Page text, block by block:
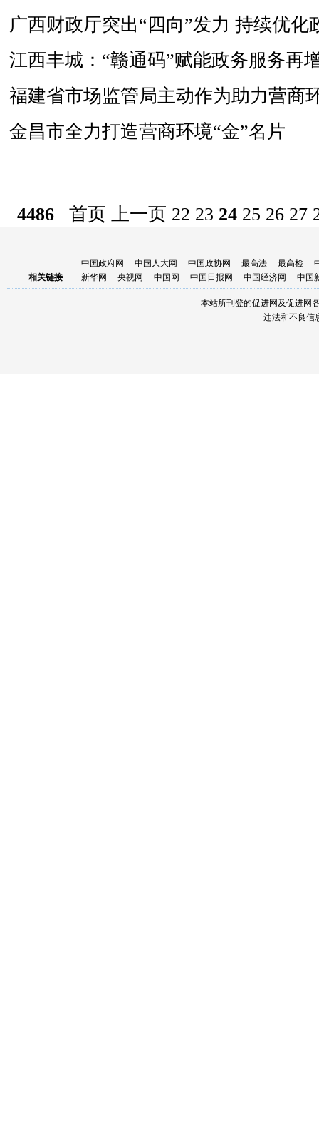
广西财政厅突出“四向”发力 持续优化
江西丰城：“赣通码”赋能政务服务再
福建省市场监管局主动作为助力营商
金昌市全力打造营商环境“金”名片
4486 首页 上一页 22 23 24 25 26 27
相关链接
中国政府网 中国人大网 中国政协网 最高法 最高检
新华网
央视网 中国网 中国日报网 中国经济网 中国
本站所刊登的促进网及促进网
违法和不良信